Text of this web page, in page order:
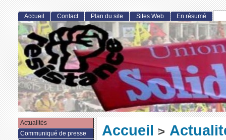
Accueil >
Accueil Contact Plan du site Sites Web En résumé
Actualités
Communiqué de presse